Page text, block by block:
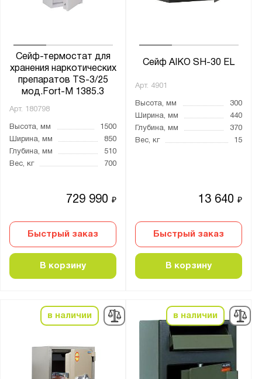
Сейф-термостат для
хранения наркотических
препаратов TS-3/25
мод.Fort-M 1385.3
Арт. 180798
Высота, мм
1500
Ширина, мм
850
Глубина, мм
510
Вес, кг
700
729 990₽
Быстрый заказ
В корзину
Сейф AIKO SH-30 EL
Арт. 4901
Высота, мм
300
Ширина, мм
440
Глубина, мм
370
Вес, кг
15
13 640₽
Быстрый заказ
В корзину
в наличии в наличии